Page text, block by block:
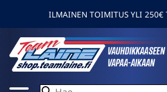
ILMAINEN TOIMITUS YLI 250€